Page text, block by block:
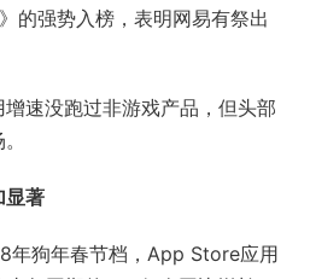
的强势入榜，表明网易有祭出
速没跑过非游戏产品，但头部
显著
年狗年春节档，App Store应用